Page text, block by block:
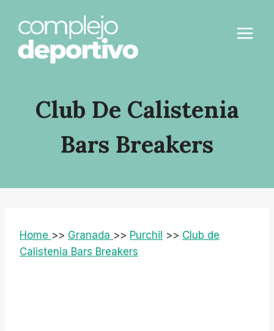
contenido
Club De Calistenia
Bars Breakers
Home >> Granada >> Purchil >> Club de
Calistenia Bars Breakers